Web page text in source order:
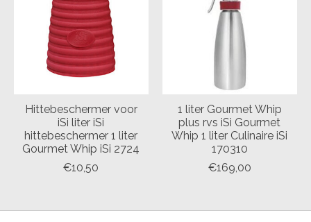
Hittebeschermer voor
iSi liter iSi
hittebeschermer 1 liter
Gourmet Whip iSi 2724
€10,50
1 liter Gourmet Whip
plus rvs iSi Gourmet
Whip 1 liter Culinaire iSi
170310
€169,00